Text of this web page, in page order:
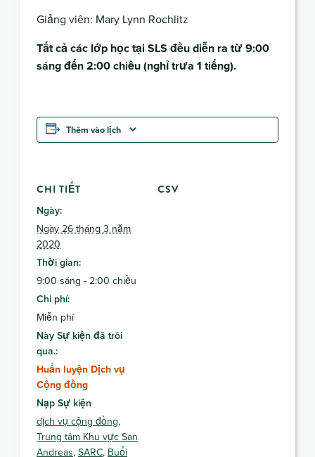
Giảng viên: Mary Lynn Rochlitz
Tất cả các lớp học tại SLS đều diễn ra từ 9:00
sáng đến 2:00 chiều (nghỉ trưa 1 tiếng).
Thêm vào lịch
CHI TIẾT
Ngày:
Ngày 26 tháng 3 năm
2020
Thời gian:
9:00 sáng - 2:00 chiều
Chi phí:
Miễn phí
Này Sự kiện đã trôi
qua.:
Huấn luyện Dịch vụ
Cộng đồng
Nạp Sự kiện
dịch vụ cộng đồng,
Trung tâm Khu vực San
Andreas, SARC, Buổi
CSV